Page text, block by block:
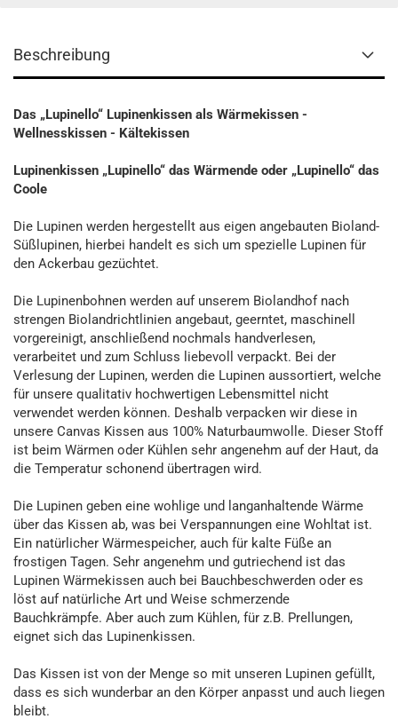
Beschreibung
Das „Lupinello“ Lupinenkissen als Wärmekissen -
Wellnesskissen - Kältekissen
Lupinenkissen „Lupinello“ das Wärmende oder „Lupinello“ das
Coole
Die Lupinen werden hergestellt aus eigen angebauten Bioland-
Süßlupinen, hierbei handelt es sich um spezielle Lupinen für
den Ackerbau gezüchtet.
Die Lupinenbohnen werden auf unserem Biolandhof nach
strengen Biolandrichtlinien angebaut, geerntet, maschinell
vorgereinigt, anschließend nochmals handverlesen,
verarbeitet und zum Schluss liebevoll verpackt. Bei der
Verlesung der Lupinen, werden die Lupinen aussortiert, welche
für unsere qualitativ hochwertigen Lebensmittel nicht
verwendet werden können. Deshalb verpacken wir diese in
unsere Canvas Kissen aus 100% Naturbaumwolle. Dieser Stoff
ist beim Wärmen oder Kühlen sehr angenehm auf der Haut, da
die Temperatur schonend übertragen wird.
Die Lupinen geben eine wohlige und langanhaltende Wärme
über das Kissen ab, was bei Verspannungen eine Wohltat ist.
Ein natürlicher Wärmespeicher, auch für kalte Füße an
frostigen Tagen. Sehr angenehm und gutriechend ist das
Lupinen Wärmekissen auch bei Bauchbeschwerden oder es
löst auf natürliche Art und Weise schmerzende
Bauchkrämpfe. Aber auch zum Kühlen, für z.B. Prellungen,
eignet sich das Lupinenkissen.
Das Kissen ist von der Menge so mit unseren Lupinen gefüllt,
dass es sich wunderbar an den Körper anpasst und auch liegen
bleibt.